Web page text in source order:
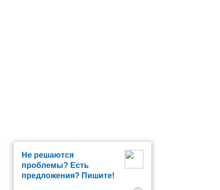
Не решаются
проблемы? Есть
предложения? Пишите!